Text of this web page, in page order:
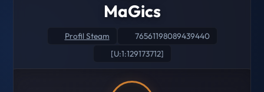
MaGics
Profil Steam
76561198089439440
[U:1:129173712]